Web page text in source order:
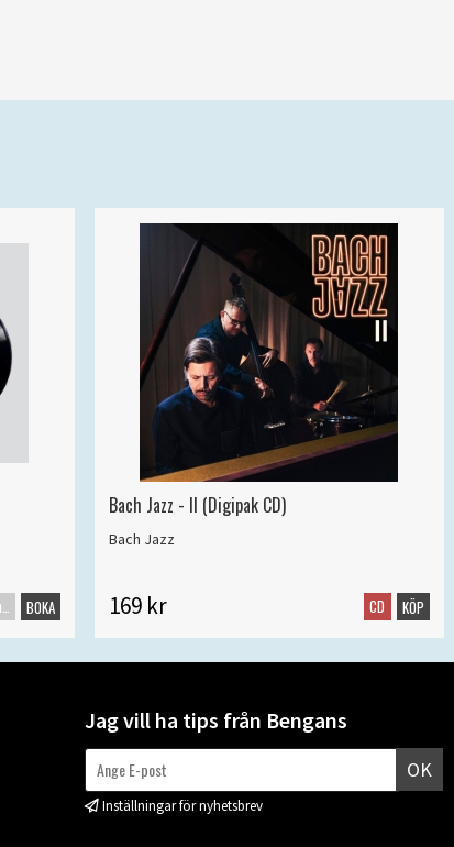
Maxisingel BOKA
Bach Jazz - II (Digipak CD)
Bach Jazz
169 kr CD KÖP
Jag vill ha tips från Bengans
OK
Inställningar för nyhetsbrev